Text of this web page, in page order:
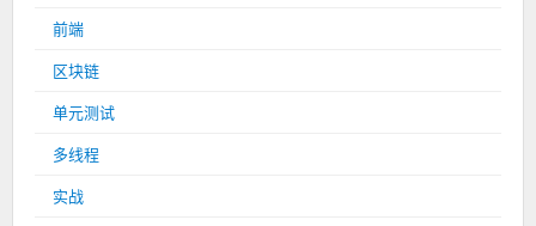
前端
区块链
单元测试
多线程
实战